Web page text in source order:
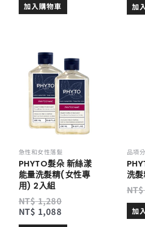
加入購物車 加
急性和女性落髮
PHYTO髮朵 新絲漾
能量洗髮精(女性專
用) 2入組
NT$1,280
始
價
格：
NT$ 1,280。
NT$ 1,088
前
價
格：
NT$ 1,088。
品項
洗
NT$
加